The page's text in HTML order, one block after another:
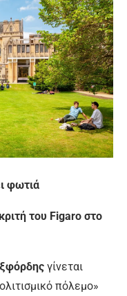
φωτιά
του Figaro στο
γίνεται
πόλεμο»